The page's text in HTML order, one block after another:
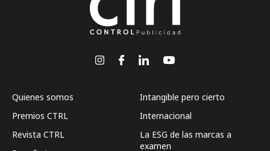
Quienes somos
Premios CTRL
Revista CTRL
Intangible pero cierto
Internacional
La ESG de las marcas a
examen